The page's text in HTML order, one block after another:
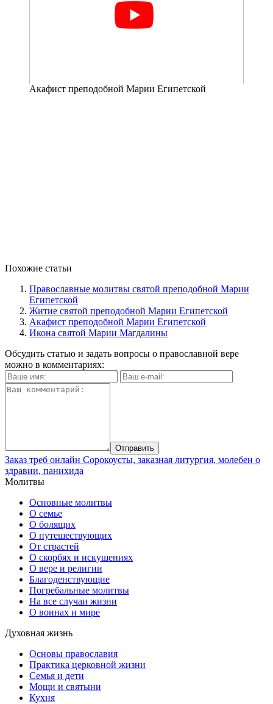
Акафист преподобной Марии Египетской
Похожие статьи
Православные молитвы святой преподобной Марии
Египетской
Житие святой преподобной Марии Египетской
Акафист преподобной Марии Египетской
Икона святой Марии Магдалины
Обсудить статью и задать вопросы о православной вере
можно в комментариях:
Заказ треб онлайн Сорокоусты, заказная литургия, молебен о
здравии, панихида
Молитвы
Основные молитвы
О семье
О болящих
О путешествующих
От страстей
О скорбях и искушениях
О вере и религии
Благоденствующие
Погребальные молитвы
На все случаи жизни
О воинах и мире
Духовная жизнь
Основы православия
Практика церковной жизни
Семья и дети
Мощи и святыни
Кухня